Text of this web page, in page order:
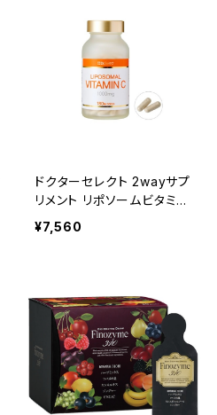
ドクターセレクト 2wayサプ
リメント リポソームビタミン
C
¥7,560